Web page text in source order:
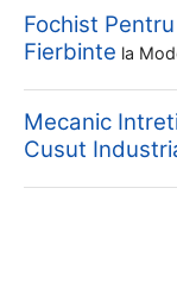
Fochist
Fierbinte la
Mecanic
Cusut